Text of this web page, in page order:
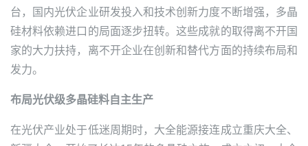
台，国内光伏企业研发投入和技术创新力度不断增强，多晶
硅材料依赖进口的局面逐步扭转。这些成就的取得离不开国
家的大力扶持，离不开企业在创新和替代方面的持续布局和
发力。
布局光伏级多晶硅料自主生产
在光伏产业处于低迷周期时， 大全能源接连成立重庆大全、